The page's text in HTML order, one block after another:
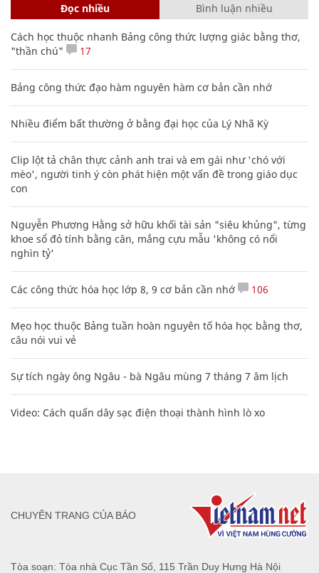
Đọc nhiều Bình luận nhiều
Cách học thuộc nhanh Bảng công thức lượng giác bằng thơ,
"thần chú"
17
Bảng công thức đạo hàm nguyên hàm cơ bản cần nhớ
Nhiều điểm bất thường ở bằng đại học của Lý Nhã Kỳ
Clip lột tả chân thực cảnh anh trai và em gái như 'chó với
mèo', người tinh ý còn phát hiện một vấn đề trong giáo dục
con
Nguyễn Phương Hằng sở hữu khối tài sản "siêu khủng", từng
khoe sổ đỏ tính bằng cân, mắng cựu mẫu 'không có nổi
nghìn tỷ'
Các công thức hóa học lớp 8, 9 cơ bản cần nhớ 106
Mẹo học thuộc Bảng tuần hoàn nguyên tố hóa học bằng thơ,
câu nói vui vẻ
Sự tích ngày ông Ngâu - bà Ngâu mùng 7 tháng 7 âm lịch
Video: Cách quấn dây sạc điện thoại thành hình lò xo
Tòa soạn: Tòa nhà Cục Tần Số, 115 Trần Duy Hưng Hà Nội
CHUYÊN TRANG CỦA BÁO